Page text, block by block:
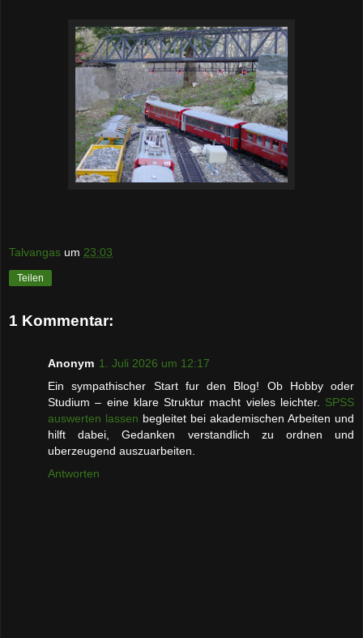
Talvangas um 23:03
Teilen
1 Kommentar:
Anonym 1. Juli 2026 um 12:17
Ein sympathischer Start fur den Blog! Ob Hobby oder
Studium – eine klare Struktur macht vieles leichter. SPSS
auswerten lassen begleitet bei akademischen Arbeiten und
hilft dabei, Gedanken verstandlich zu ordnen und
uberzeugend auszuarbeiten.
Antworten